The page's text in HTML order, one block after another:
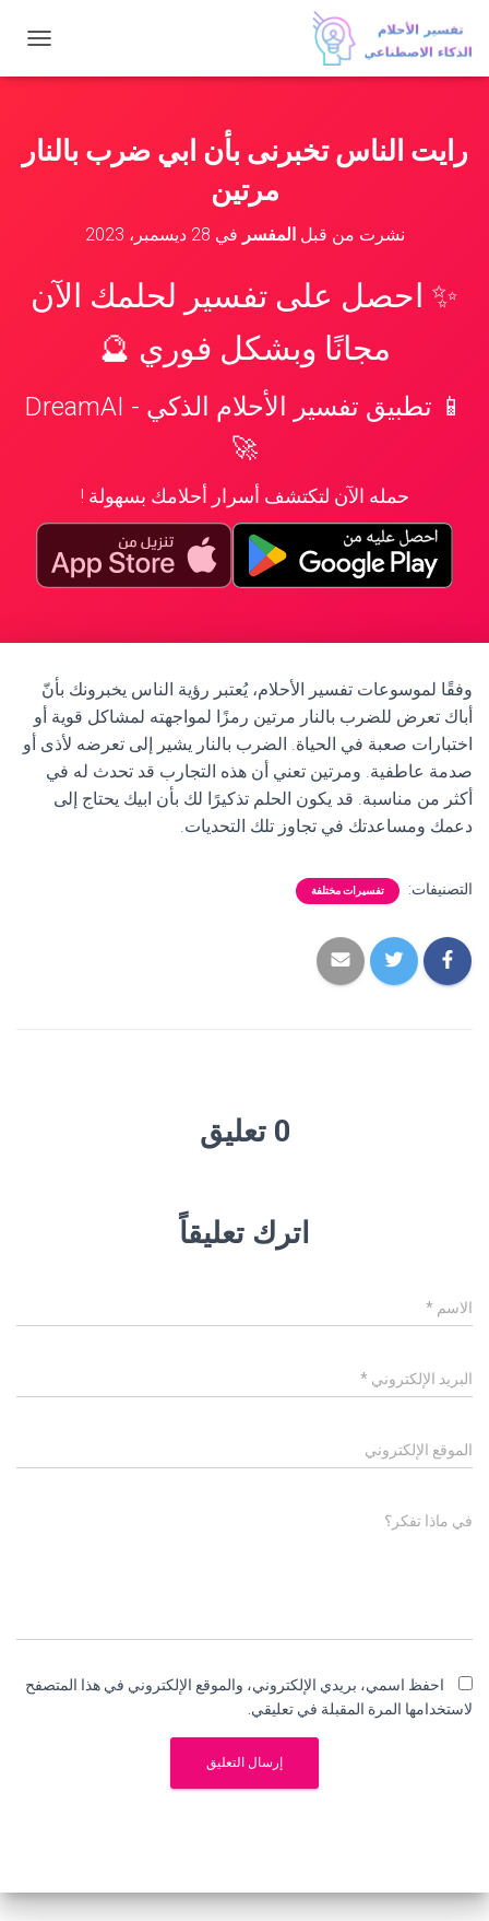
ب
ل
ا
رايت الناس تخبرنى بأن ابي ضرب بالنار
مرتين
نشرت من قبلالمفسر في 28 ديسمبر، 2023
✨ احصل على تفسير لحلمك الآن
مجانًا وبشكل فوري 🔮
📱 تطبيق تفسير الأحلام الذكي - DreamAI
🚀
حمله الآن لتكتشف أسرار أحلامك بسهولة !
وفقًا لموسوعات تفسير الأحلام، يُعتبر رؤية الناس يخبرونك بأنّ
أباك تعرض للضرب بالنار مرتين رمزًا لمواجهته لمشاكل قوية أو
اختبارات صعبة في الحياة. الضرب بالنار يشير إلى تعرضه لأذى أو
صدمة عاطفية. ومرتين تعني أن هذه التجارب قد تحدث له في
أكثر من مناسبة. قد يكون الحلم تذكيرًا لك بأن ابيك يحتاج إلى
دعمك ومساعدتك في تجاوز تلك التحديات.
التصنيفات: تفسيرات مختلفة
0 تعليق
اترك تعليقاً
الاسم *
البريد الإلكتروني *
الموقع الإلكتروني
في ماذا تفكر؟
احفظ اسمي، بريدي الإلكتروني، والموقع الإلكتروني في هذا المتصفح
لاستخدامها المرة المقبلة في تعليقي.